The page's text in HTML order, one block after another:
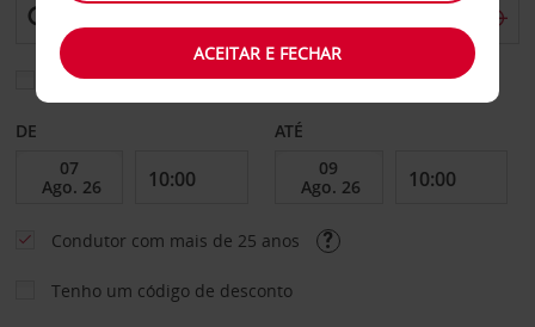
Escolher uma estação de devolução diferente
DE ATÉ
Condutor com mais de 25 anos
Tenho um código de desconto
ACEITAR E FECHAR